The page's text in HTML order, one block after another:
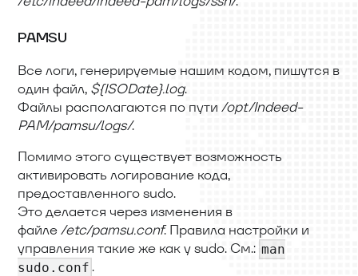
PAMSU
Все логи, генерируемые нашим кодом, пишутся в
один файл, ${ISODate}.log.
Файлы располагаются по пути /opt/Indeed-
PAM/pamsu/logs/.
Помимо этого существует возможность
активировать логирование кода,
предоставленного sudo.
Это делается через изменения в
файле/etc/pamsu.conf. Правила настройки и
управления такие же как у sudo. См.: man
sudo.conf .